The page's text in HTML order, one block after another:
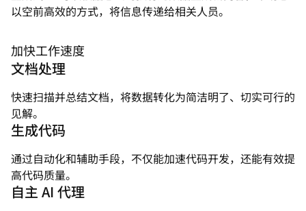
以空前高效的方式，将信息传递给相关人员。
加快工作速度
文档处理
快速扫描并总结文档，将数据转化为简洁明了、切实可行的
见解。
生成代码
通过自动化和辅助手段，不仅能加速代码开发，还能有效提
高代码质量。
自主 AI 代理